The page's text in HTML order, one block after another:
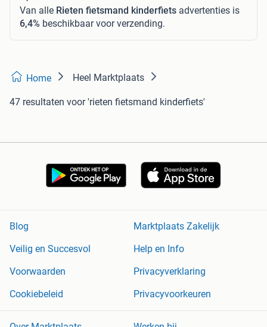
Van alle Rieten fietsmand kinderfiets advertenties is
6,4% beschikbaar voor verzending.
Home Heel Marktplaats
47 resultaten voor 'rieten fietsmand kinderfiets'
Blog
Marktplaats Zakelijk
Veilig en Succesvol
Help en Info
Voorwaarden
Privacyverklaring
Cookiebeleid
Privacyvoorkeuren